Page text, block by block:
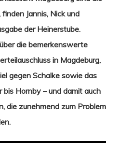
finden Jannis, Nick und
der Heinerstube.
die bemerkenswerte
in Magdeburg,
gegen Schalke sowie das
bis Hornby – und damit auch
die zunehmend zum Problem